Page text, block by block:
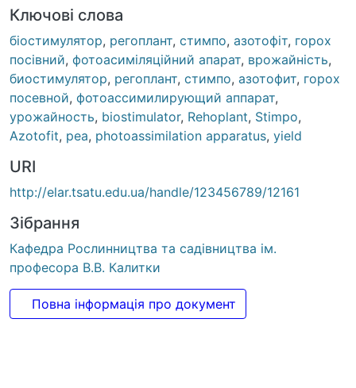
Ключові слова
біостимулятор, регоплант, стимпо, азотофіт, горох
посівний, фотоасиміляційний апарат, врожайність,
биостимулятор, регоплант, стимпо, азотофит, горох
посевной, фотоассимилирующий аппарат,
урожайность, biostimulator, Rehoplant, Stimpo,
Azotofit, pea, photoassimilation apparatus, yield
URI
http://elar.tsatu.edu.ua/handle/123456789/12161
Зібрання
Кафедра Рослинництва та садівництва ім.
професора В.В. Калитки
Повна інформація про документ